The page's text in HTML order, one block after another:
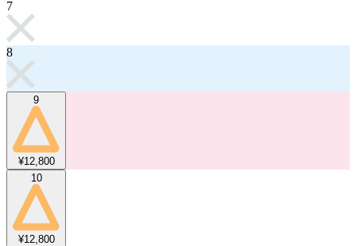
7
8
9
¥12,800
10
¥12,800